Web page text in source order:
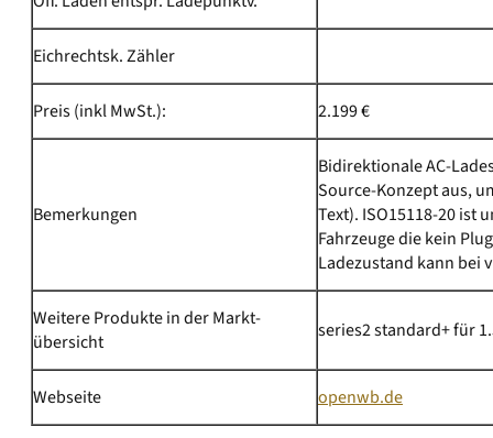
Eichrechtsk. Zähler
Preis (inkl MwSt.): 2.199 €
Bemerkungen
Bidirektionale AC-
Source-Konzept aus,
Text). ISO15118-20 ist
Fahrzeuge die kein
Ladezustand kann bei
Weitere Produkte in der Markt­
übersicht
series2 standard+ für
Webseite openwb.de